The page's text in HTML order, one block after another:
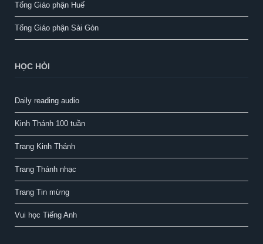
Tổng Giáo phận Huế
Tổng Giáo phận Sài Gòn
HỌC HỎI
Daily reading audio
Kinh Thánh 100 tuần
Trang Kinh Thánh
Trang Thánh nhạc
Trang Tin mừng
Vui học Tiếng Anh